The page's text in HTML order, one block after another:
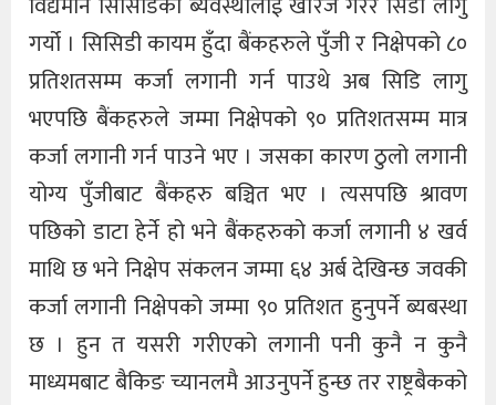
गर्यो । सिसिडी कायम हुँदा बैंकहरुले पुँजी र निक्षेपको ८०
प्रतिशतसम्म कर्जा लगानी गर्न पाउथे अब सिडि लागु
भएपछि बैंकहरुले जम्मा निक्षेपको ९० प्रतिशतसम्म मात्र
कर्जा लगानी गर्न पाउने भए । जसका कारण ठुलो लगानी
योग्य पुँजीबाट बैंकहरु बञ्चित भए । त्यसपछि श्रावण
पछिको डाटा हेर्ने हो भने बैंकहरुको कर्जा लगानी ४ खर्व
माथि छ भने निक्षेप संकलन जम्मा ६४ अर्ब देखिन्छ जवकी
कर्जा लगानी निक्षेपको जम्मा ९० प्रतिशत हुनुपर्ने ब्यबस्था
छ । हुन त यसरी गरीएको लगानी पनी कुनै न कुनै
माध्यमबाट बैकिङ च्यानलमै आउनुपर्ने हुन्छ तर राष्ट्रबैकको